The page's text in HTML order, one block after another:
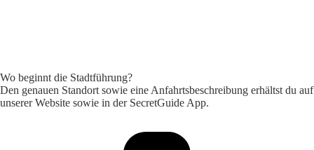
Wo beginnt die Stadtführung?
Den genauen Standort sowie eine Anfahrtsbeschreibung erhältst du auf
unsererWebsite sowie in der SecretGuide App.